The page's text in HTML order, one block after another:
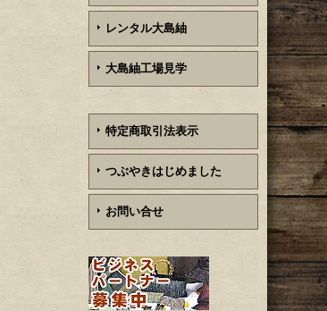
レンタル大島紬
大島紬工場見学
特定商取引法表示
つぶやきはじめました
お問い合せ